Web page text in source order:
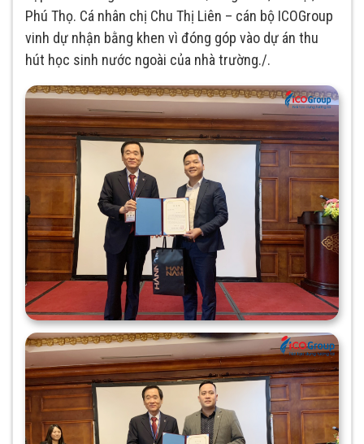
Phú Thọ. Cá nhân chị Chu Thị Liên – cán bộ ICOGroup
vinh dự nhận bằng khen vì đóng góp vào dự án thu
hút học sinh nước ngoài của nhà trường./.